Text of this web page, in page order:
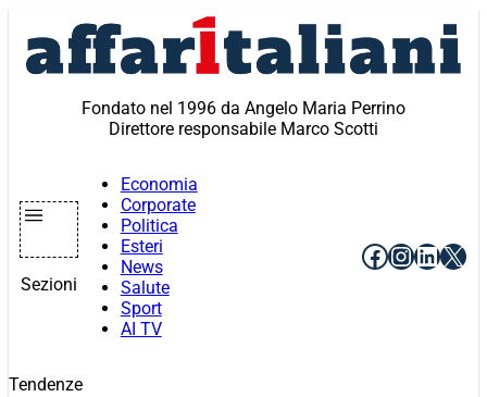
contenuto
Fondato nel 1996 da Angelo Maria Perrino
Direttore responsabile Marco Scotti
Sezioni
Economia
Corporate
Politica
Esteri
News
Salute
Sport
AI TV
Facebook
X
Tendenze